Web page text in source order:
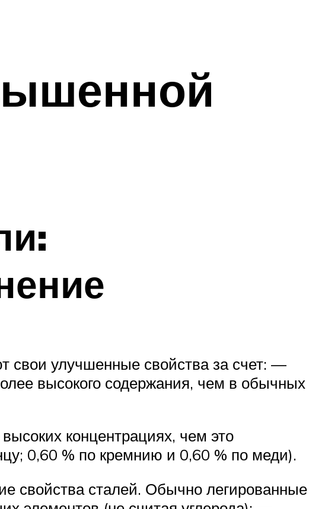
свои улучшенные свойства за счет: —
высокого содержания, чем в обычных
концентрациях, чем это
0,60 % по кремнию и 0,60 % по меди).
свойства сталей. Обычно легированные